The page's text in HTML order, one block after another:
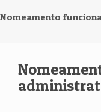
Nomeamento